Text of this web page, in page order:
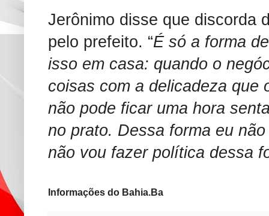
Jerônimo disse que discorda
pelo prefeito. “É só a forma
isso em casa: quando o
coisas com a delicadeza que
não pode ficar uma hora
no prato. Dessa forma eu
não vou fazer política dessa
Informações do Bahia.Ba